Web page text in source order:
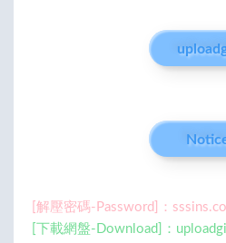
[解壓密碼-Password]：
[下載網盤-Download]：